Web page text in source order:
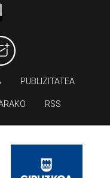
PUBLIZITATEA
RSS